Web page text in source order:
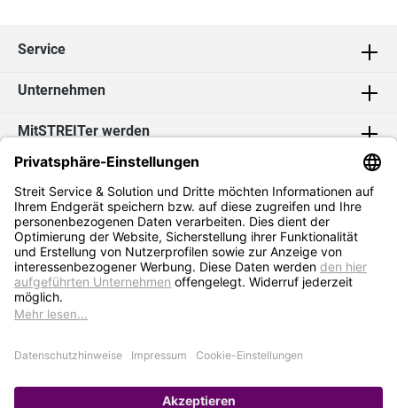
Service
Unternehmen
MitSTREITer werden
Kontakt
Social Media
* Alle Preise exkl. MwSt. zzgl.Versandkosten
Impressum